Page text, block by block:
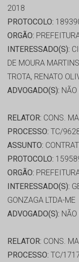
2018
PROTOCOLO:
ORGÃO:
INTERESSADO(S):
DE MOURA
TROTA, RENATO
ADVOGADO(S): NÃO
RELATOR: CONS.
PROCESSO: TC/
ASSUNTO:
PROTOCOLO:
ORGÃO:
INTERESSADO(S):
GONZAGA LTDA-ME
ADVOGADO(S): NÃO
RELATOR: CONS.
PROCESSO: TC/